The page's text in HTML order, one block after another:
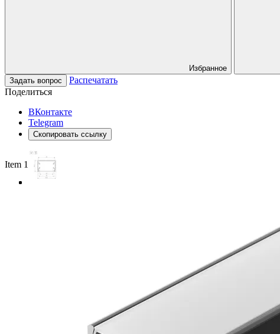
Избранное
Задать вопрос
Распечатать
Поделиться
ВКонтакте
Telegram
Скопировать ссылку
Item 1 of 3